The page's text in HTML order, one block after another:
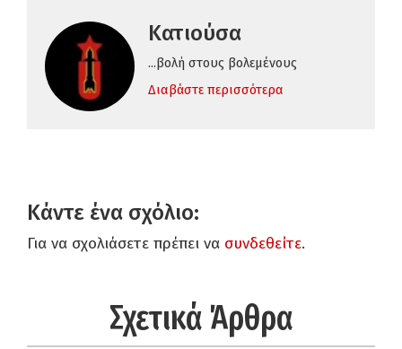
Κατιούσα
...βολή στους βολεμένους
Διαβάστε περισσότερα
Κάντε ένα σχόλιο:
Για να σχολιάσετε πρέπει να συνδεθείτε.
Σχετικά Άρθρα